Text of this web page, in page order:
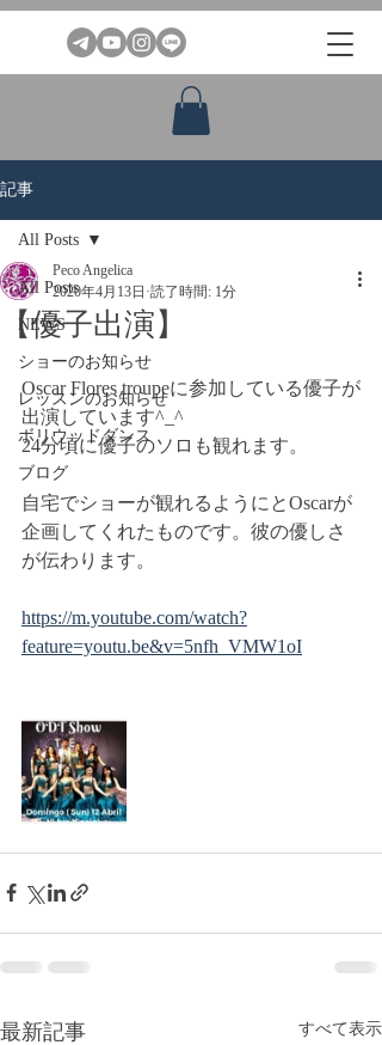
記事
All Posts
NEWS
ショーのお知らせ
レッスンのお知らせ
ボリウッドダンス
ブログ
All Posts
【優子出演】
Peco Angelica
2020年4月13日 読了時間: 1分
Oscar Flores troupeに参加している優子が
出演しています^_^
24分頃に優子のソロも観れます。
自宅でショーが観れるようにとOscarが
企画してくれたものです。彼の優しさ
が伝わります。
https://m.youtube.com/watch?
feature=youtu.be&v=5nfh_VMW1oI
最新記事 すべて表示